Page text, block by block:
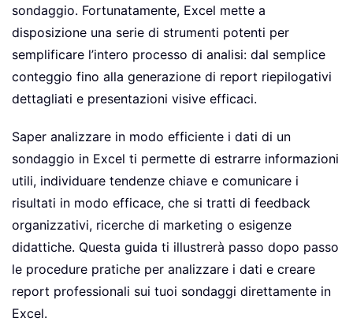
sondaggio. Fortunatamente, Excel mette a
disposizione una serie di strumenti potenti per
semplificare l’intero processo di analisi: dal semplice
conteggio fino alla generazione di report riepilogativi
dettagliati e presentazioni visive efficaci.
Saper analizzare in modo efficiente i dati di un
sondaggio in Excel ti permette di estrarre informazioni
utili, individuare tendenze chiave e comunicare i
risultati in modo efficace, che si tratti di feedback
organizzativi, ricerche di marketing o esigenze
didattiche. Questa guida ti illustrerà passo dopo passo
le procedure pratiche per analizzare i dati e creare
report professionali sui tuoi sondaggi direttamente in
Excel.